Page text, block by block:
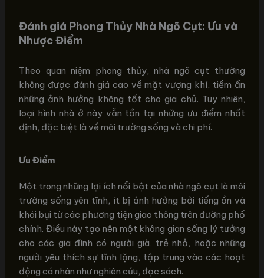
Đánh giá Phong Thủy Nhà Ngõ Cụt: Ưu và
Nhược Điểm
Theo quan niệm phong thủy, nhà ngõ cụt thường
không được đánh giá cao về mặt vượng khí, tiềm ẩn
những ảnh hưởng không tốt cho gia chủ. Tuy nhiên,
loại hình nhà ở này vẫn tồn tại những ưu điểm nhất
định, đặc biệt là về môi trường sống và chi phí.
Ưu Điểm
Một trong những lợi ích nổi bật của nhà ngõ cụt là môi
trường sống yên tĩnh, ít bị ảnh hưởng bởi tiếng ồn và
khói bụi từ các phương tiện giao thông trên đường phố
chính. Điều này tạo nên một không gian sống lý tưởng
cho các gia đình có người già, trẻ nhỏ, hoặc những
người yêu thích sự tĩnh lặng, tập trung vào các hoạt
động cá nhân như nghiên cứu, đọc sách.